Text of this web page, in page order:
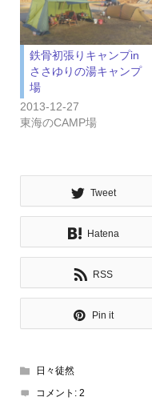
鉄骨初張りキャンプin
ささゆりの湯キャンプ
場
2013-12-27
東海のCAMP場
Tweet
Hatena
RSS
Pin it
日々徒然
コメント: 2